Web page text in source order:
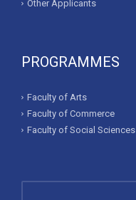
Other Applicants
PROGRAMMES
Faculty of Arts
Faculty of Commerce
Faculty of Social Sciences